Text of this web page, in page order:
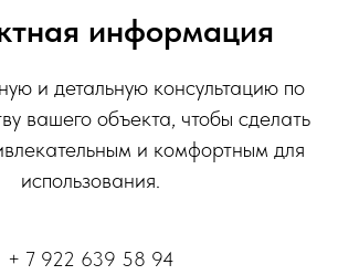
информация
и детальную консультацию по
вашего объекта, чтобы сделать
и комфортным для
использования.
+ 7 922 639 58 94